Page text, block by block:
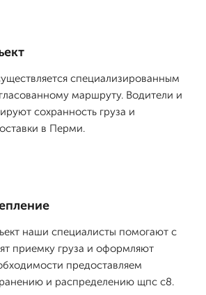
специализированным
маршруту. Водители и
сохранность груза и
в Перми.
наши специалисты помогают с
приемку груза и оформляют
предоставляем
и распределению щпс с8.